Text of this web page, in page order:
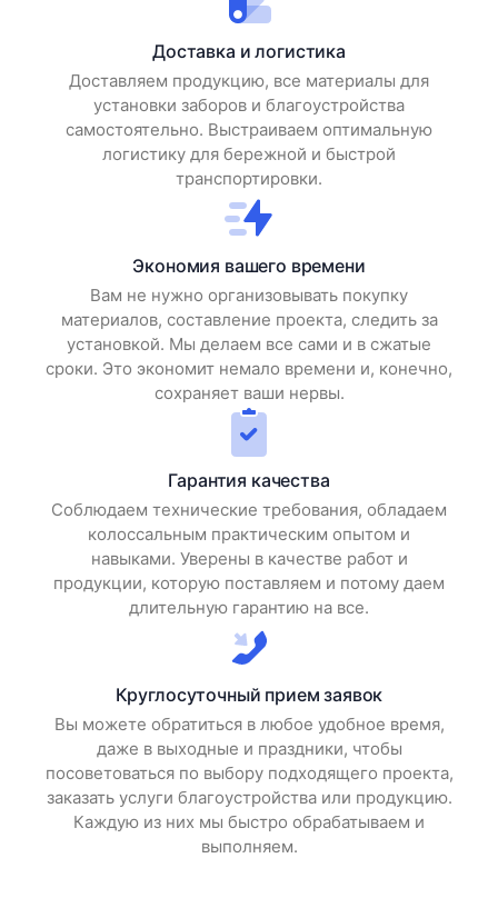
Доставка и логистика
Доставляем продукцию, все материалы для
установки заборов и благоустройства
самостоятельно. Выстраиваем оптимальную
логистику для бережной и быстрой
транспортировки.
Экономия вашего времени
Вам не нужно организовывать покупку
материалов, составление проекта, следить за
установкой. Мы делаем все сами и в сжатые
сроки. Это экономит немало времени и, конечно,
сохраняет ваши нервы.
Гарантия качества
Соблюдаем технические требования, обладаем
колоссальным практическим опытом и
навыками. Уверены в качестве работ и
продукции, которую поставляем и потому даем
длительную гарантию на все.
Круглосуточный прием заявок
Вы можете обратиться в любое удобное время,
даже в выходные и праздники, чтобы
посоветоваться по выбору подходящего проекта,
заказать услуги благоустройства или продукцию.
Каждую из них мы быстро обрабатываем и
выполняем.